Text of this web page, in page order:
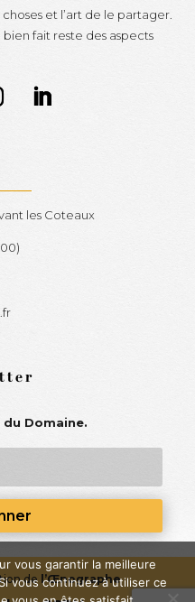
et l’art de le partager.
fait reste des aspects
les Coteaux
Domaine.
de l’Œnographe
vous garantir la meilleure
vous continuez à utiliser ce